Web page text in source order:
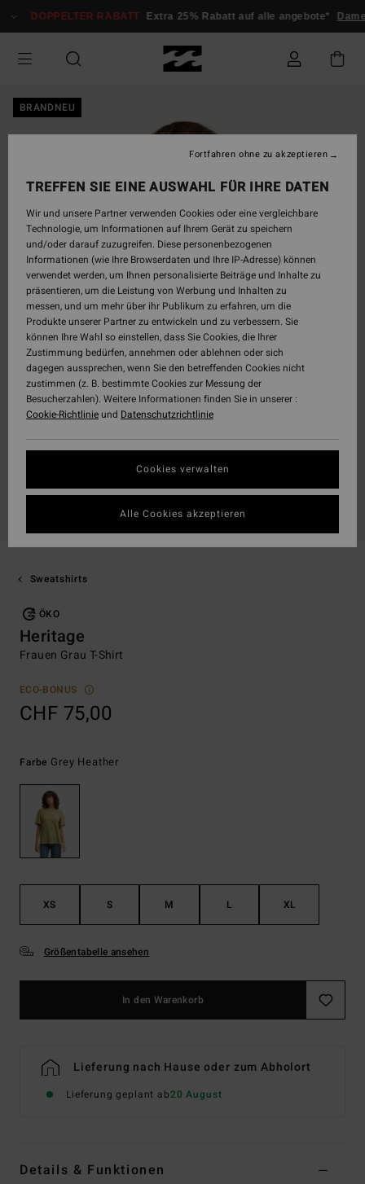
zur
springen
DOPPELTER RABATT Extra 25% Rabatt auf alle angebote*
BRANDNEU
Sweatshirts
ÖKO
Heritage
Frauen Grau T-Shirt
ECO-BONUS
CHF 75,00
Farbe Grey Heather
XS S M L XL
Größentabelle ansehen
In den Warenkorb
Lieferung nach Hause oder zum Abholort
Lieferung geplant ab20 August
Details & Funktionen
TREFFEN SIE EINE AUSWAHL FÜR IHRE DATEN
Wir und unsere Partner verwenden Cookies oder eine vergleichbare
Technologie, um Informationen auf Ihrem Gerät zu speichern
und/oder darauf zuzugreifen. Diese personenbezogenen
Informationen (wie Ihre Browserdaten und Ihre IP-Adresse) können
verwendet werden, um Ihnen personalisierte Beiträge und Inhalte zu
präsentieren, um die Leistung von Werbung und Inhalten zu
messen, und um mehr über ihr Publikum zu erfahren, um die
Produkte unserer Partner zu entwickeln und zu verbessern. Sie
können Ihre Wahl so einstellen, dass Sie Cookies, die Ihrer
Zustimmung bedürfen, annehmen oder ablehnen oder sich
dagegen aussprechen, wenn Sie den betreffenden Cookies nicht
zustimmen (z. B. bestimmte Cookies zur Messung der
Besucherzahlen). Weitere Informationen finden Sie in unserer :
Cookie-Richtlinieund Datenschutzrichtlinie
Cookies verwalten
Fortfahren ohne zu akzeptieren
Alle Cookies akzeptieren